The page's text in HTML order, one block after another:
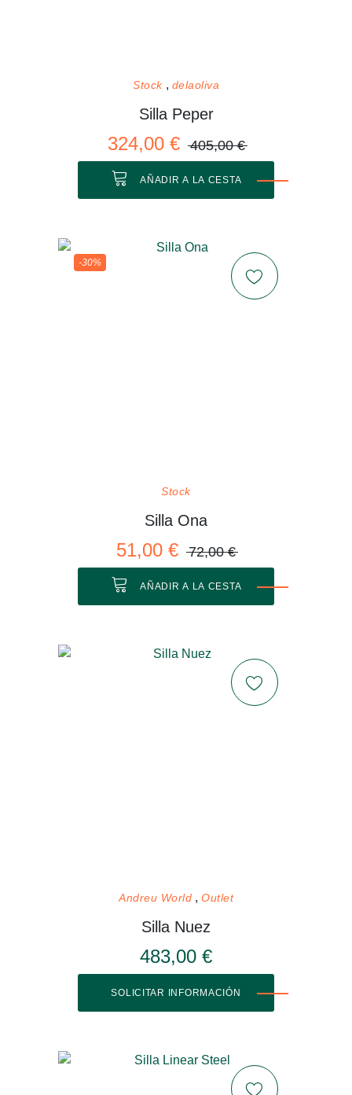
Stock delaoliva
Silla Peper
324,00 € 405,00 €
AÑADIR A LA CESTA
-30%
Stock
Silla Ona
51,00 € 72,00 €
AÑADIR A LA CESTA
Andreu World Outlet
Silla Nuez
483,00 €
SOLICITAR INFORMACIÓN